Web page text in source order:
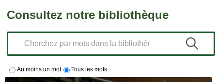
Consultez notre bibliothèque
Au moins un mot Tous les mots